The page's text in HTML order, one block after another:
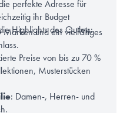
perfekte Adresse für
ihr Budget
Highlights des Outlets:
und ein vielfältiges
Preise von bis zu 70 %
Musterstücken
: Damen-, Herren- und